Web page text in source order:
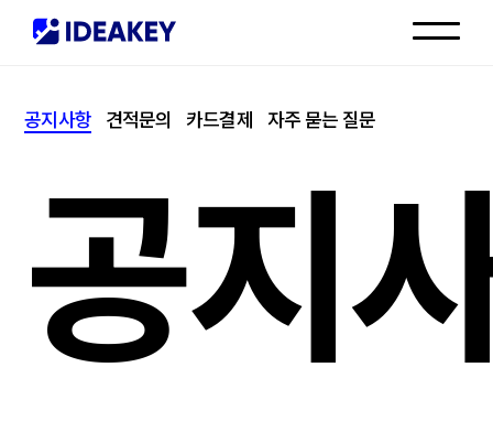
고객센터
공지사항 견적문의 카드결제 자주 묻는 질문
공지